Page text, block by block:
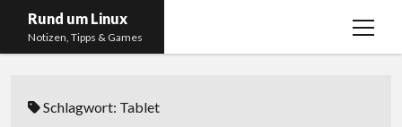
Rund um Linux
Notizen, Tipps & Games
Menü
Linux
Schlagwort: Tablet